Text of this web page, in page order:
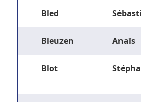
Bled
Bleuzen Anaïs
Blot